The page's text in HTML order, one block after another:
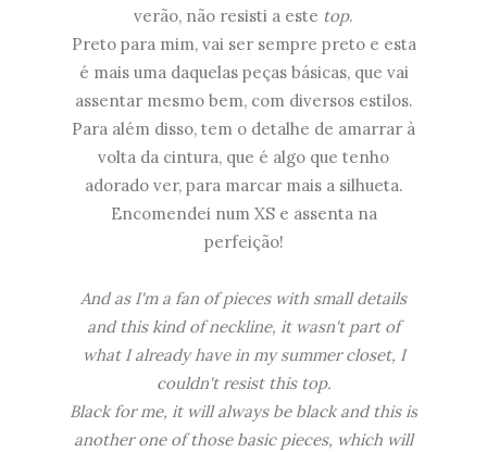
verão, não resisti a este top.
Preto para mim, vai ser sempre preto e esta
é mais uma daquelas peças básicas, que vai
assentar mesmo bem, com diversos estilos.
Para além disso, tem o detalhe de amarrar à
volta da cintura, que é algo que tenho
adorado ver, para marcar mais a silhueta.
Encomendei num XS e assenta na
perfeição!
And as I'm a fan of pieces with small details
and this kind of neckline, it wasn't part of
what I already have in my summer closet, I
couldn't resist this top.
Black for me, it will always be black and this is
another one of those basic pieces, which will